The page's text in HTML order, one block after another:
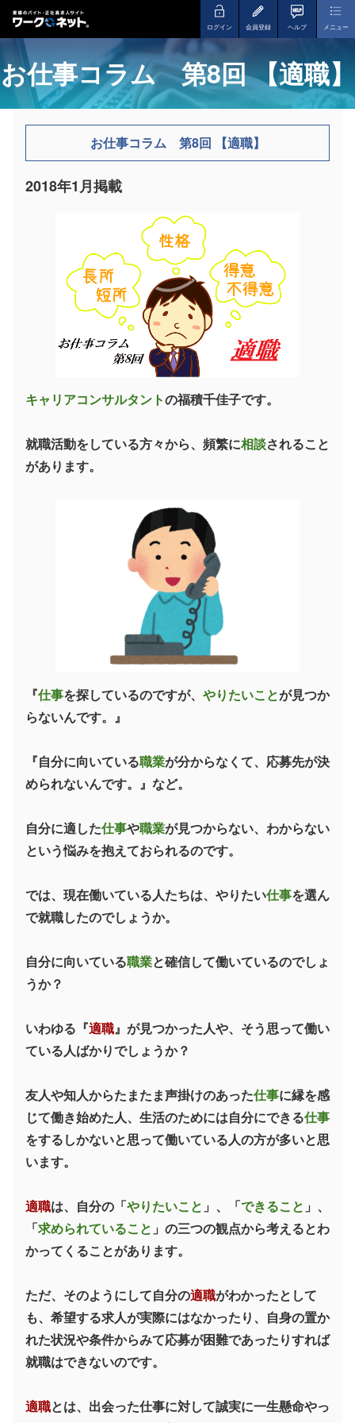
ログイン 会員登録 ヘルプ メニュー
お仕事コラム 第8回 【適職】
お仕事コラム 第8回 【適職】
2018年1月掲載
キャリアコンサルタントの福積千佳子です。
就職活動をしている方々から、頻繁に相談されること
があります。
『仕事を探しているのですが、 やりたいことが見つか
らないんです。』
『自分に向いている職業が分からなくて、応募先が決
められないんです。』など。
自分に適した仕事や職業が見つからない、わからない
という悩みを抱えておられるのです。
では、現在働いている人たちは、やりたい仕事を選ん
で就職したのでしょうか。
自分に向いている職業と確信して働いているのでしょ
うか？
いわゆる『適職』が見つかった人や、そう思って働い
ている人ばかりでしょうか？
友人や知人からたまたま声掛けのあった仕事に縁を感
じて働き始めた人、生活のためには自分にできる仕事
をするしかないと思って働いている人の方が多いと思
います。
適職は、自分の「やりたいこと 」、「できること 」、
「求められていること 」の三つの観点から考えるとわ
かってくることがあります。
ただ、そのようにして自分の適職がわかったとして
も、希望する求人が実際にはなかったり、自身の置か
れた状況や条件からみて応募が困難であったりすれば
就職はできないのです。
適職とは、出会った仕事に対して誠実に一生懸命やっ